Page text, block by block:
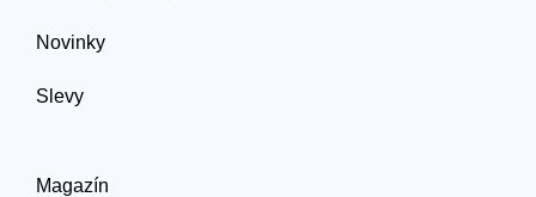
Novinky
Slevy
Magazín